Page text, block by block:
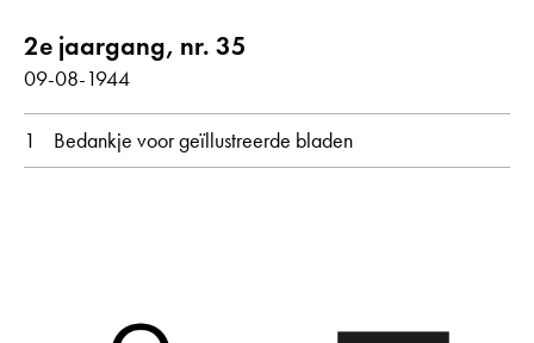
maand
2e jaargang, nr. 35
09-08-1944
1 Bedankje voor geïllustreerde bladen